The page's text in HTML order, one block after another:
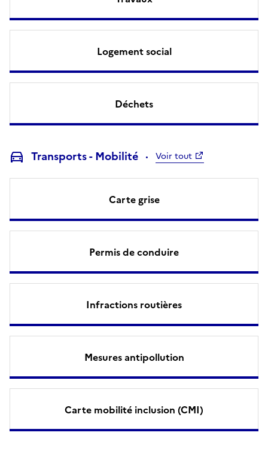
Logement social
Déchets
Transports - Mobilité Voir tout
Carte grise
Permis de conduire
Infractions routières
Mesures antipollution
Carte mobilité inclusion (CMI)